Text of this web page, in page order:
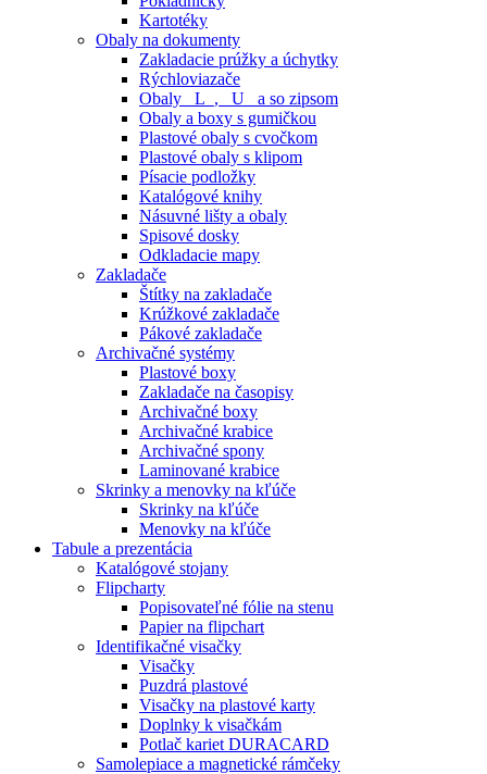
Kartotéky
Obaly na dokumenty
Zakladacie prúžky a úchytky
Rýchloviazače
Obaly _L_, _U_ a so zipsom
Obaly a boxy s gumičkou
Plastové obaly s cvočkom
Plastové obaly s klipom
Písacie podložky
Katalógové knihy
Násuvné lišty a obaly
Spisové dosky
Odkladacie mapy
Zakladače
Štítky na zakladače
Krúžkové zakladače
Pákové zakladače
Archivačné systémy
Plastové boxy
Zakladače na časopisy
Archivačné boxy
Archivačné krabice
Archivačné spony
Laminované krabice
Skrinky a menovky na kľúče
Skrinky na kľúče
Menovky na kľúče
Tabule a prezentácia
Katalógové stojany
Flipcharty
Popisovateľné fólie na stenu
Papier na flipchart
Identifikačné visačky
Visačky
Puzdrá plastové
Visačky na plastové karty
Doplnky k visačkám
Potlač kariet DURACARD
Samolepiace a magnetické rámčeky